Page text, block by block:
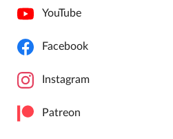
YouTube
Facebook
Instagram
Patreon